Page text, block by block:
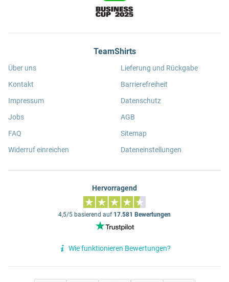
TeamShirts
Über uns
Kontakt
Impressum
Jobs
FAQ
Widerruf einreichen
Lieferung und Rückgabe
Barrierefreiheit
Datenschutz
AGB
Sitemap
Dateneinstellungen
Hervorragend
4,5/5 basierend auf 17.581 Bewertungen
Wie funktionieren Bewertungen?